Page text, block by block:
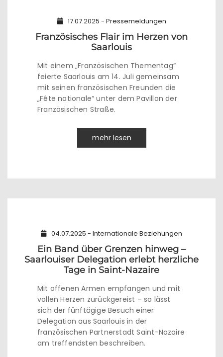
17.07.2025 - Pressemeldungen
Französisches Flair im Herzen von
Saarlouis
Mit einem „Französischen Thementag“
feierte Saarlouis am 14. Juli gemeinsam
mit seinen französischen Freunden die
„Fête nationale“ unter dem Pavillon der
Französischen Straße.
mehr lesen
04.07.2025 - Internationale Beziehungen
Ein Band über Grenzen hinweg –
Saarlouiser Delegation erlebt herzliche
Tage in Saint-Nazaire
Mit offenen Armen empfangen und mit
vollen Herzen zurückgereist – so lässt
sich der fünftägige Besuch einer
Delegation aus Saarlouis in der
französischen Partnerstadt Saint-Nazaire
am treffendsten beschreiben.